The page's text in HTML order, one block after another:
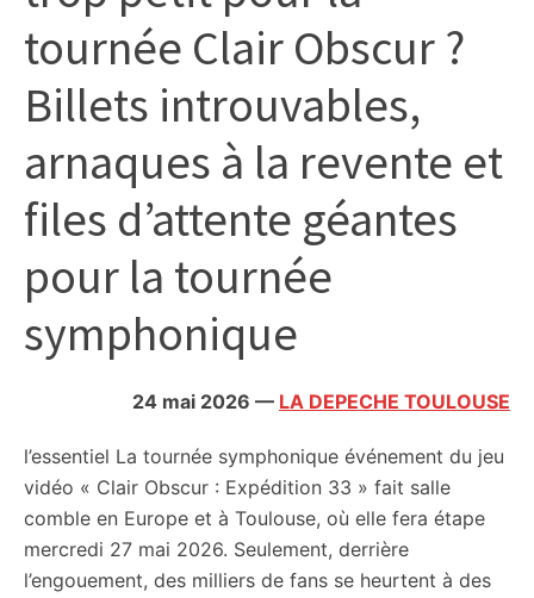
initiatives
tournée Clair Obscur ?
Billets introuvables,
arnaques à la revente et
files d’attente géantes
pour la tournée
symphonique
24 mai 2026 — LA DEPECHE TOULOUSE
l’essentiel La tournée symphonique événement du jeu
vidéo « Clair Obscur : Expédition 33 » fait salle
comble en Europe et à Toulouse, où elle fera étape
mercredi 27 mai 2026. Seulement, derrière
l’engouement, des milliers de fans se heurtent à des